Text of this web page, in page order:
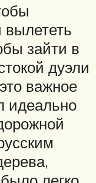
вылететь
зайти в
дуэли
важное
идеально